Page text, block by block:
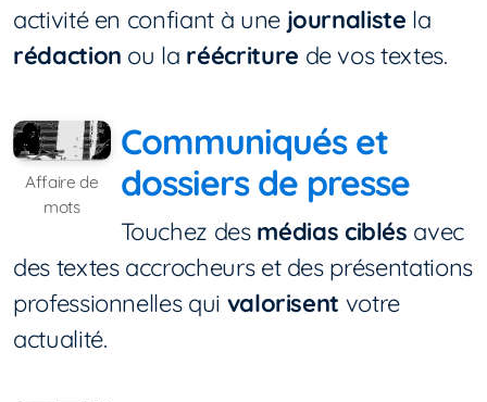
activité en confiant à une journaliste la
rédaction ou la réécriture de vos textes.
Affaire de
mots
Communiqués et
dossiers de presse
Touchez des médias ciblés avec
des textes accrocheurs et des présentations
professionnelles qui valorisent votre
actualité.